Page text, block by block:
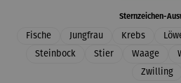
Sternzeichen-
Fische Jungfrau Krebs
Steinbock
Stier Waage
Zwilling